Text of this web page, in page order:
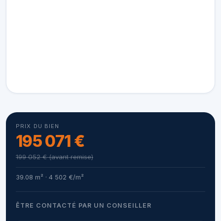
PRIX DU BIEN
195 071 €
199 052 € (avant remise)
39.08 m² · 4 502 €/m²
ÊTRE CONTACTÉ PAR UN CONSEILLER